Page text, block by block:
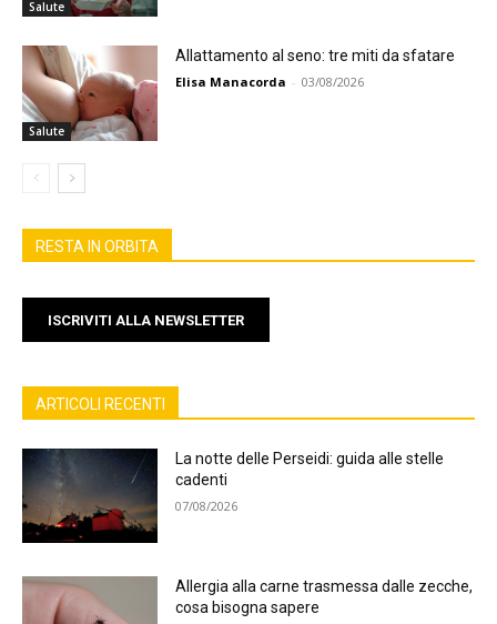
Salute
Salute
Allattamento al seno: tre miti da sfatare
Elisa Manacorda - 03/08/2026
RESTA IN ORBITA
ISCRIVITI ALLA NEWSLETTER
ARTICOLI RECENTI
La notte delle Perseidi: guida alle stelle
cadenti
07/08/2026
Allergia alla carne trasmessa dalle zecche,
cosa bisogna sapere